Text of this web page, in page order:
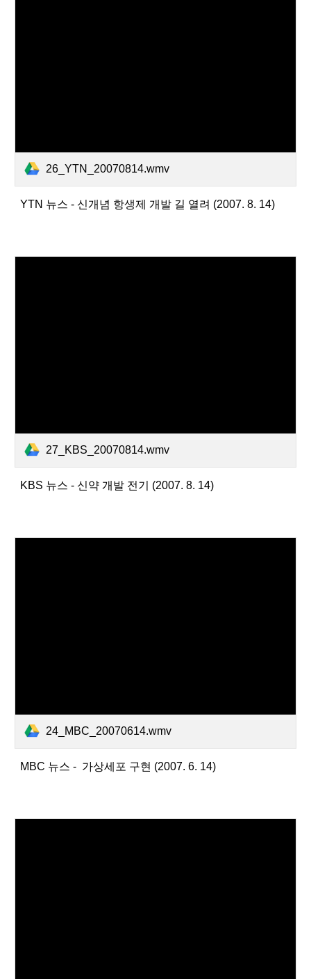
26_YTN_20070814.wmv
YTN 뉴스 - 신개념 항생제 개발 길 열려 (2007. 8. 14)
27_KBS_20070814.wmv
KBS 뉴스 - 신약 개발 전기 (2007. 8. 14)
24_MBC_20070614.wmv
MBC 뉴스 - 가상세포 구현 (2007. 6. 14)